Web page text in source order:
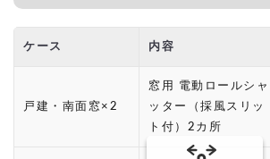
ケース 内容
戸建・南面窓×2
窓用 電動ロールシャ
ッター（採風スリッ
ト付）2カ所